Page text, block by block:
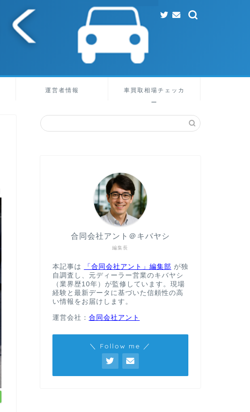
運営者情報
車買取相場チェッカ
ー
編集長
合同会社アント＠キバヤシ
本記事は 「合同会社アント」編集部 が独
自調査し、元ディーラー営業のキバヤシ
（業界歴10年）が監修しています。現場
経験と最新データに基づいた信頼性の高
い情報をお届けします。
運営会社： 合同会社アント
＼ Follow me ／